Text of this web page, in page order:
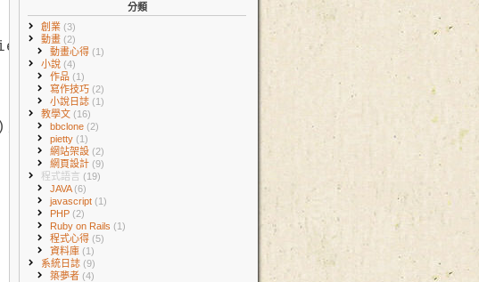
分類
創業 (3)
動畫 (2)
動畫心得 (1)
小說 (4)
作品 (1)
寫作技巧 (2)
小說日誌 (1)
教學文 (16)
bbclone (2)
pietty (1)
網站架設 (2)
網頁設計 (9)
程式語言 (19)
JAVA (6)
javascript (1)
PHP (2)
Ruby on Rails (1)
程式心得 (5)
資料庫 (1)
系統日誌 (9)
築夢者 (4)